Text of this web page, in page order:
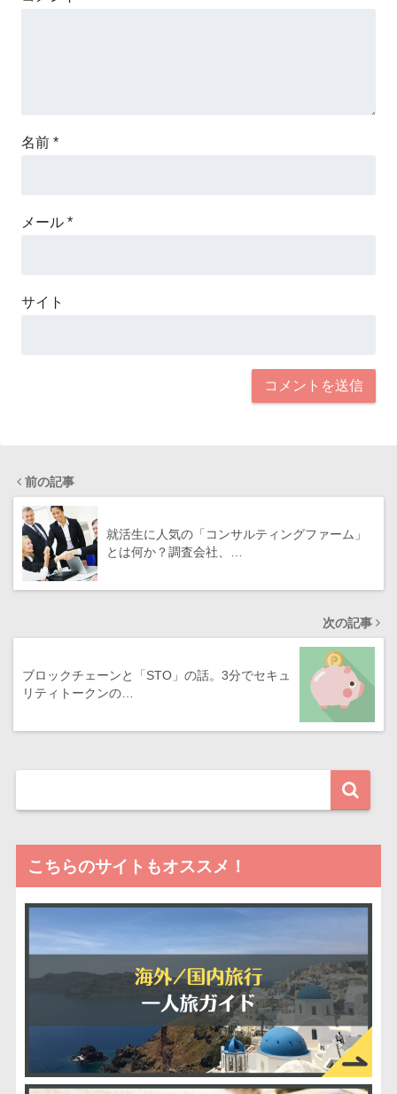
名前 *
メール *
サイト
前の記事
就活生に人気の「コンサルティングファーム」
とは何か？調査会社、…
次の記事
ブロックチェーンと「STO」の話。3分でセキュ
リティトークンの…
こちらのサイトもオススメ！